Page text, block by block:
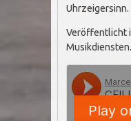
Uhrzeigersinn.
Veröffentlicht
Musikdiensten.